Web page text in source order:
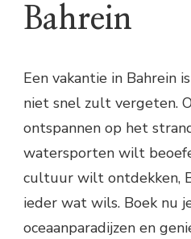
Bahrein
Een vakantie in Bahrein
niet snel zult vergeten.
ontspannen op het
watersporten wilt
cultuur wilt ontdekken,
ieder wat wils. Boek nu
oceaanparadijzen en